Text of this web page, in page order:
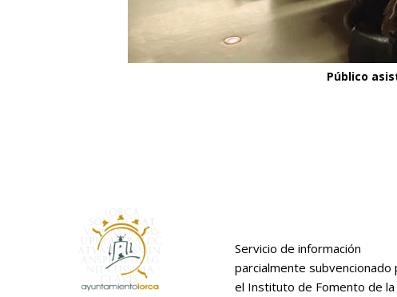
Público
Servicio de información
parcialmente subvencionado
el Instituto de Fomento de la